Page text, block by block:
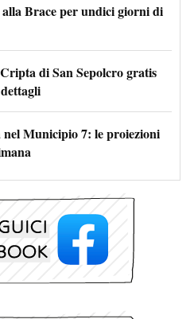
Brace per undici giorni di
di San Sepolcro gratis
Municipio 7: le proiezioni